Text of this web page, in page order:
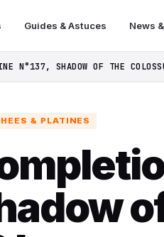
Guides & Astuces News
N°137, SHADOW OF THE
& PLATINES